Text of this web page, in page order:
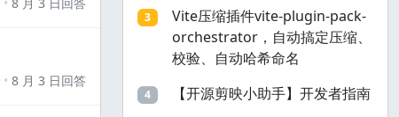
8 月 3 日回答
3
Vite压缩插件vite-plugin-pack-
orchestrator，自动搞定压缩、
校验、自动哈希命名
4 【开源剪映小助手】开发者指南